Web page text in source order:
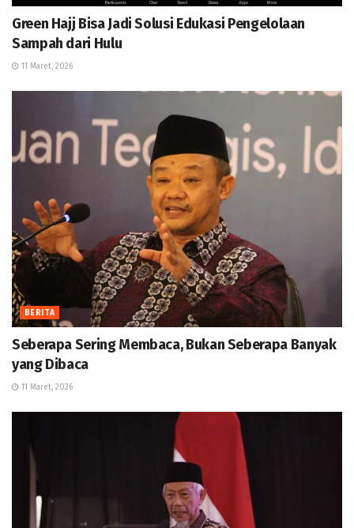
Green Hajj Bisa Jadi Solusi Edukasi Pengelolaan
Sampah dari Hulu
11 Maret, 2026
BERITA
Seberapa Sering Membaca, Bukan Seberapa Banyak
yang Dibaca
11 Maret, 2026